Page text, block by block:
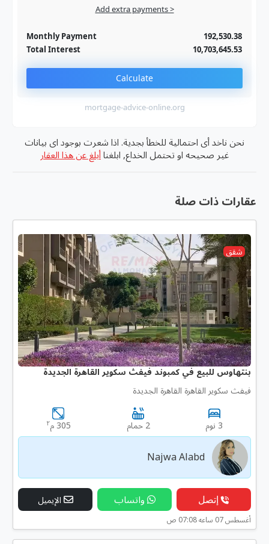
Add extra payments >
Monthly Payment
192,530.38
Total Interest
10,703,645.53
Calculate
mortgage-advice-online.org
نحن ناخد أى احتمالية للخطأ بجدية. اذا شعرت بوجود اى بيانات
غير صحيحه او تحتمل الخداع, ابلغنا أبلغ عن هذا العقار
عقارات ذات صلة
شقق
بنتهاوس للبيع في كمبوند فيفث سكوير القاهرة الجديدة
فيفث سكوير القاهرة القاهرة الجديدة
3 نوم 2 حمام 305 م ٢
Najwa Alabd
إتصل واتساب الإيميل
أغسطس 07 ساعه 07:08 ص